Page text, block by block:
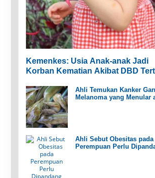
Kemenkes: Usia Anak-anak Jadi
Korban Kematian Akibat DBD
Ahli Temukan Kanker
Melanoma yang Menular
Ahli Sebut Obesitas pada
Perempuan Perlu